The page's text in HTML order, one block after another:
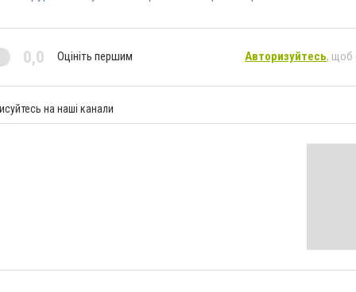
0,0 Оцініть першим Авторизуйтесь, щоб
на наші канали